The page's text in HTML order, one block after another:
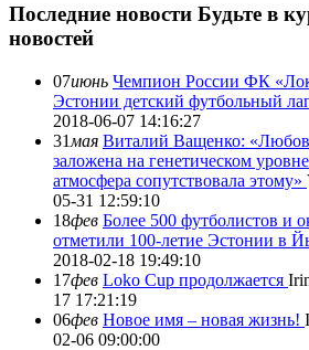
Последние новости Будьте в
новостей
07июнь Чемпион России ФК
Эстонии детский футбольный
2018-06-07 14:16:27
31 мая Виталий Ващенко:
заложена на генетическом
атмосфера сопутствовала этому»
05-31 12:59:10
18фев Более 500 футболистов и
отметили 100-летие Эстонии в
2018-02-18 19:49:10
17фев Loko Cup продолжается
17 17:21:19
06фев Новое имя – новая жизнь!
02-06 09:00:00